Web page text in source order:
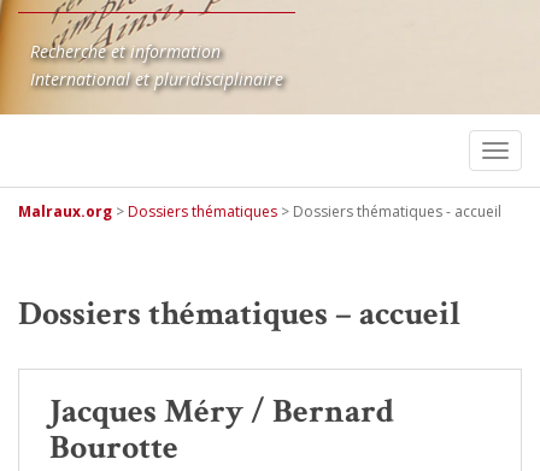
Recherche et information
International et pluridisciplinaire
Malraux.org >Dossiers thématiques > Dossiers thématiques - accueil
Dossiers thématiques – accueil
Jacques Méry / Bernard
Bourotte